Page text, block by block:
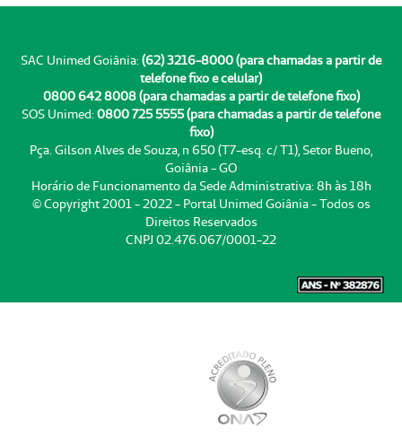
SAC Unimed Goiânia: (62) 3216-8000 (para chamadas a partir de
telefone fixo e celular)
0800 642 8008 (para chamadas a partir de telefone fixo)
SOS Unimed: 0800 725 5555 (para chamadas a partir de telefone
fixo)
Pça. Gilson Alves de Souza, n 650 (T7-esq. c/ T1), Setor Bueno,
Goiânia - GO
Horário de Funcionamento da Sede Administrativa: 8h às 18h
© Copyright 2001 - 2022 - Portal Unimed Goiânia - Todos os
Direitos Reservados
CNPJ 02.476.067/0001-22